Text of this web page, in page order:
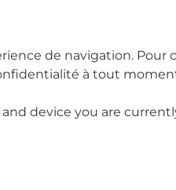
de navigation.
à tout
device you are